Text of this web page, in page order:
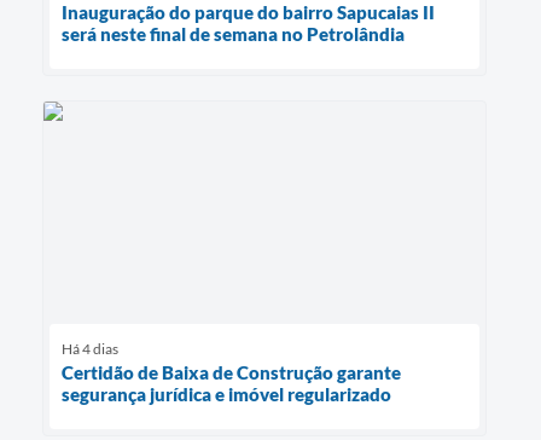
Inauguração do parque do bairro Sapucaias II
será neste final de semana no Petrolândia
Há 4 dias
Certidão de Baixa de Construção garante
segurança jurídica e imóvel regularizado